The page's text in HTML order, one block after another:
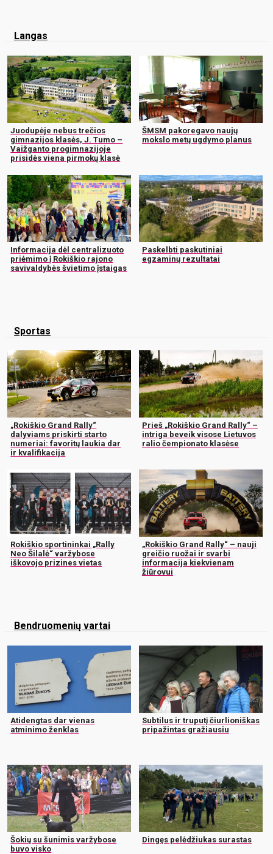
Langas
Juodupėje nebus trečios
gimnazijos klasės, J. Tumo –
Vaižganto progimnazijoje
prisidės viena pirmokų klasė
ŠMSM pakoregavo naujų
mokslo metų ugdymo planus
Informacija dėl centralizuoto
priėmimo į Rokiškio rajono
savivaldybės švietimo įstaigas
Paskelbti paskutiniai
egzaminų rezultatai
Sportas
„Rokiškio Grand Rally“
dalyviams priskirti starto
numeriai: favoritų laukia dar
ir kvalifikacija
Prieš „Rokiškio Grand Rally“ –
intriga beveik visose Lietuvos
ralio čempionato klasėse
Rokiškio sportininkai „Rally
Neo Šilalė“ varžybose
iškovojo prizines vietas
„Rokiškio Grand Rally“ – nauji
greičio ruožai ir svarbi
informacija kiekvienam
žiūrovui
Bendruomenių vartai
Atidengtas dar vienas
atminimo ženklas
Subtilus ir truputį čiurlioniškas
pripažintas gražiausiu
Šokių su šunimis varžybose
buvo visko
Dingęs pelėdžiukas surastas